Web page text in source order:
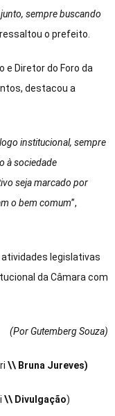
sempre buscando
ressaltou o prefeito.
e Diretor do Foro da
destacou a
institucional, sempre
à sociedade
seja marcado por
o bem comum”,
legislativas
da Câmara com
(Por Gutemberg Souza)
\\ Bruna Jureves)
\\ Divulgação)